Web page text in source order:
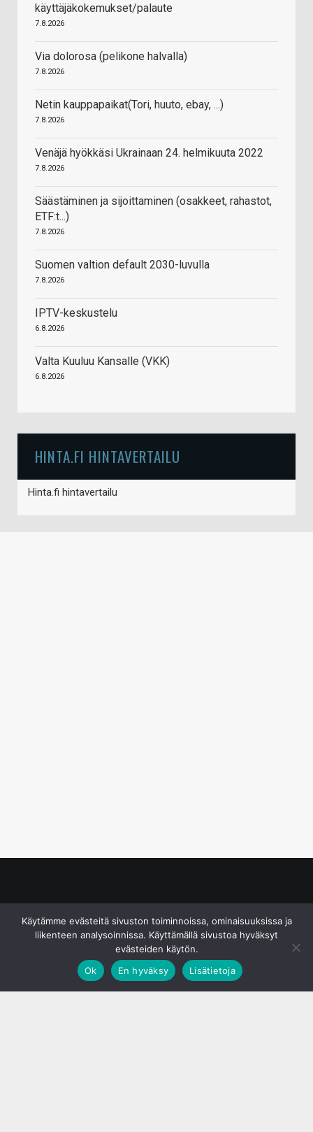
käyttäjäkokemukset/palaute
7.8.2026
Via dolorosa (pelikone halvalla)
7.8.2026
Netin kauppapaikat(Tori, huuto, ebay, ...)
7.8.2026
Venäjä hyökkäsi Ukrainaan 24. helmikuuta 2022
7.8.2026
Säästäminen ja sijoittaminen (osakkeet, rahastot,
ETF:t...)
7.8.2026
Suomen valtion default 2030-luvulla
7.8.2026
IPTV-keskustelu
6.8.2026
Valta Kuuluu Kansalle (VKK)
6.8.2026
HINTA.FI HINTAVERTAILU
Hinta.fi hintavertailu
Käytämme evästeitä sivuston toiminnoissa, ominaisuuksissa ja
liikenteen analysoinnissa. Käyttämällä sivustoa hyväksyt
evästeiden käytön.
Ok
En hyväksy Lisätietoja